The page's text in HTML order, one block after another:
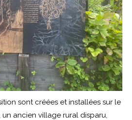
sont créées et installées sur le
un ancien village rural disparu,